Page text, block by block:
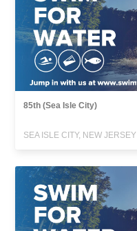
85th (Sea Isle City)
SEA ISLE CITY, NEW JERSEY